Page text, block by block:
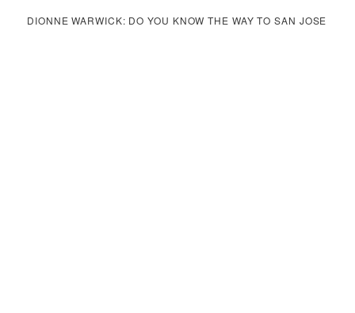
DIONNE WARWICK: DO YOU KNOW THE WAY TO SAN JOSE